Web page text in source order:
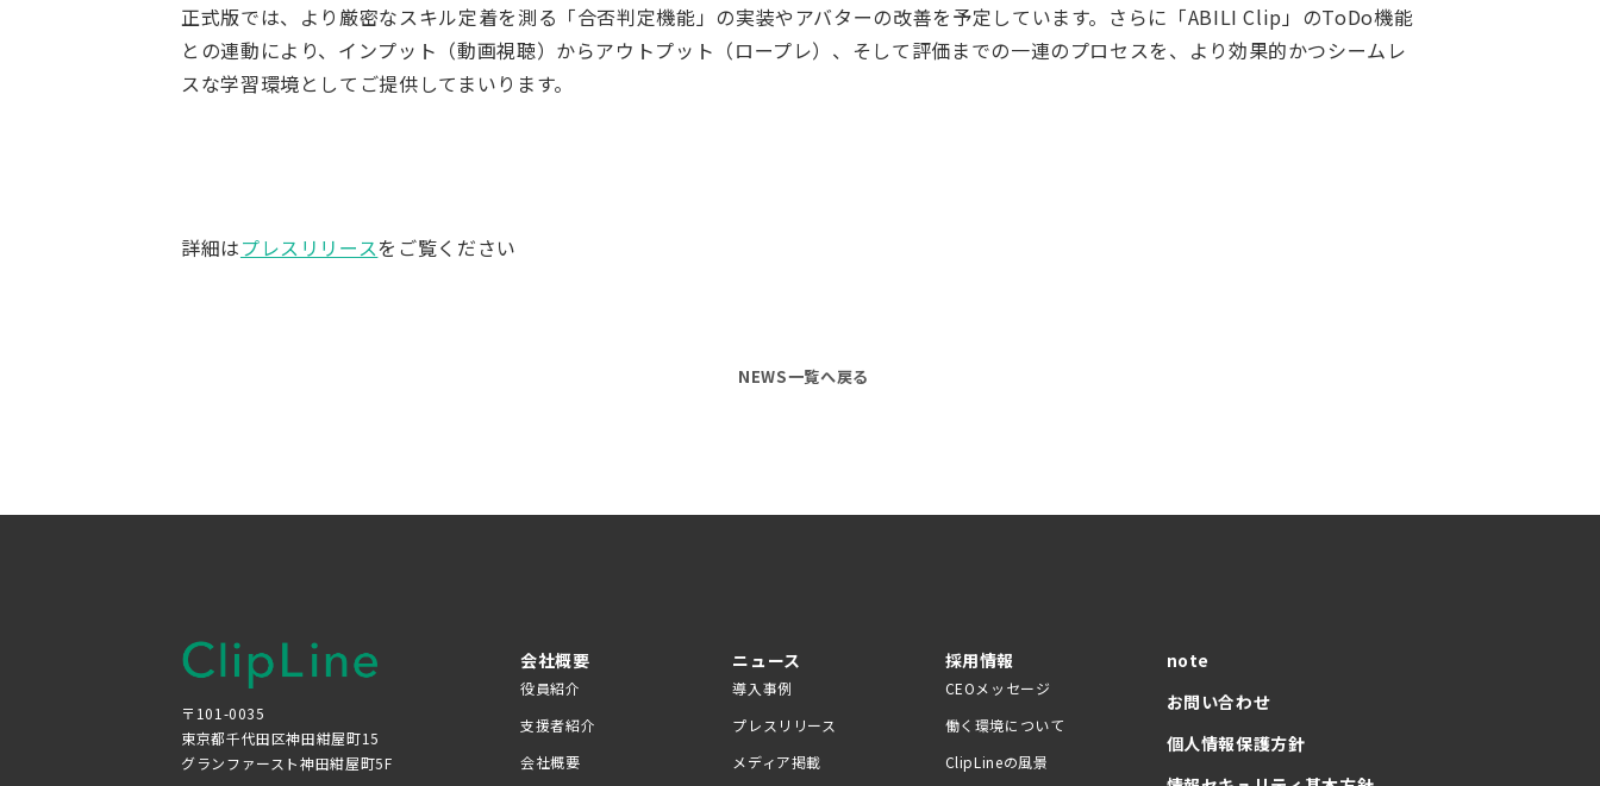
正式版では、より厳密なスキル定着を測る「合否判定機能」の実装やアバターの改善を予定しています。さらに「ABILI Clip」のToDo機能
との連動により、インプット（動画視聴）からアウトプット（ロープレ）、そして評価までの一連のプロセスを、より効果的かつシームレ
スな学習環境としてご提供してまいります。
詳細はプレスリリースをご覧ください
NEWS一覧へ戻る
〒101-0035
東京都千代田区神田紺屋町15
グランファースト神田紺屋町5F
会社概要
役員紹介
支援者紹介
会社概要
ニュース
導入事例
プレスリリース
メディア掲載
採用情報
CEOメッセージ
働く環境について
ClipLineの風景
note
お問い合わせ
個人情報保護方針